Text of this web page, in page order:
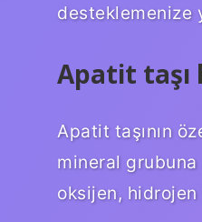
desteklemenize
Apatit taşı
Apatit taşının
mineral
oksijen, hidrojen